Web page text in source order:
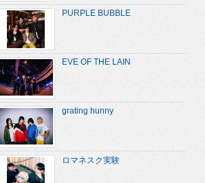
PURPLE BUBBLE
EVE OF THE LAIN
grating hunny
ロマネスク実験